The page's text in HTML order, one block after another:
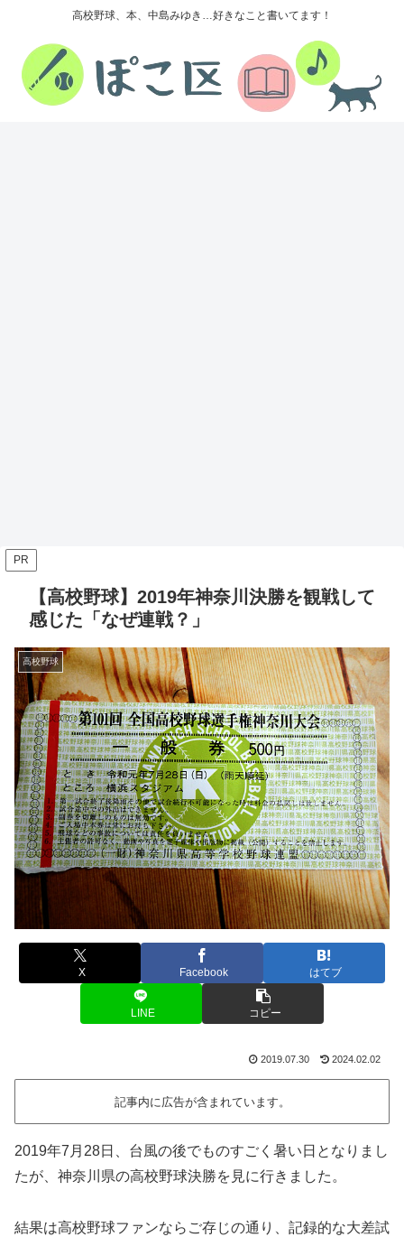
高校野球、本、中島みゆき…好きなこと書いてます！
PR
【高校野球】2019年神奈川決勝を観戦して
感じた「なぜ連戦？」
高校野球
X Facebook はてブ
LINE コピー
2019.07.30 2024.02.02
記事内に広告が含まれています。
2019年7月28日、台風の後でものすごく暑い日となりまし
たが、神奈川県の高校野球決勝を見に行きました。
結果は高校野球ファンならご存じの通り、記録的な大差試